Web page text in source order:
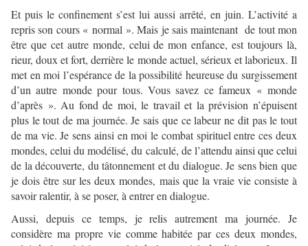
Et puis le confinement s’est lui aussi arrêté, en juin. L’activité a
repris son cours « normal ». Mais je sais maintenant de tout mon
être que cet autre monde, celui de mon enfance, est toujours là,
rieur, doux et fort, derrière le monde actuel, sérieux et laborieux. Il
met en moi l’espérance de la possibilité heureuse du surgissement
d’un autre monde pour tous. Vous savez ce fameux « monde
d’après ». Au fond de moi, le travail et la prévision n’épuisent
plus le tout de ma journée. Je sais que ce labeur ne dit pas le tout
de ma vie. Je sens ainsi en moi le combat spirituel entre ces deux
mondes, celui du modélisé, du calculé, de l’attendu ainsi que celui
de la découverte, du tâtonnement et du dialogue. Je sens bien que
je dois être sur les deux mondes, mais que la vraie vie consiste à
savoir ralentir, à se poser, à entrer en dialogue.
Aussi, depuis ce temps, je relis autrement ma journée. Je
considère ma propre vie comme habitée par ces deux mondes,